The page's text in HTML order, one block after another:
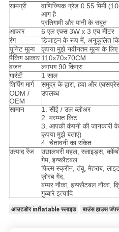
सामग्री
वाणिज्यिक ग्रेड 0.55 मिमी
आग है
प्रतिगामी और पानी के सबूत
आकार
6 एल एक्स 3W x 3 एच मीटर
रंग
डिजाइन के रूप में, अनुकूलित
यूनिट मूल्य
कृपया मुझे नवीनतम मूल्य के
पैकिंग आकार 110x70x70CM
वजन
लगभग 90 किग्रा
गारंटी
1 साल
शिपिंग मार्ग
समुद्र के द्वारा, हवा और
ODM /
OEM
उपलब्ध
सामान
1. सीई / उल ब्लोअर
2. मरम्मत किट
3. आपकी कंपनी की जानकारी
कृपया मुझे बताएं)
4. चेतावनी का संकेत
उत्पाद रेंज
उछालभरी महल, स्लाइड्स,
गेम, इन्फ्लैटबल
फिल्म स्क्रीन, तंबू, मेहराब,
ज़ोरब गेंद,
बम्पर नौका, इन्फ्लैटबल नौका,
गुब्बारे इत्यादि
आउटडोर inflatable स्लाइड बाउंस हाउस